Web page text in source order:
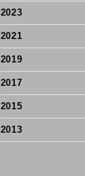
2023
2021
2019
2017
2015
2013